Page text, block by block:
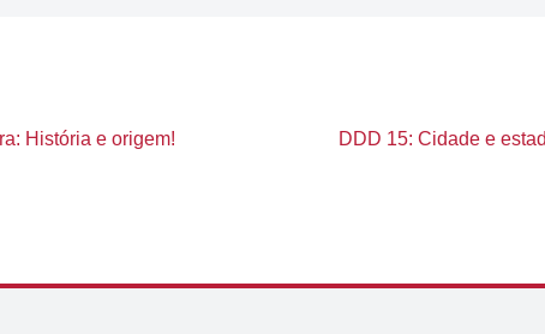
História e origem! DDD 15: Cidade e